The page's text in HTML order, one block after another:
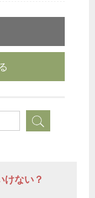
けない？